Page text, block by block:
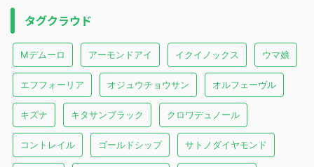
タグクラウド
Mデムーロ アーモンドアイ イクイノックス ウマ娘
エフフォーリア オジュウチョウサン オルフェーヴル
キズナ キタサンブラック クロワデュノール
コントレイル ゴールドシップ サトノダイヤモンド